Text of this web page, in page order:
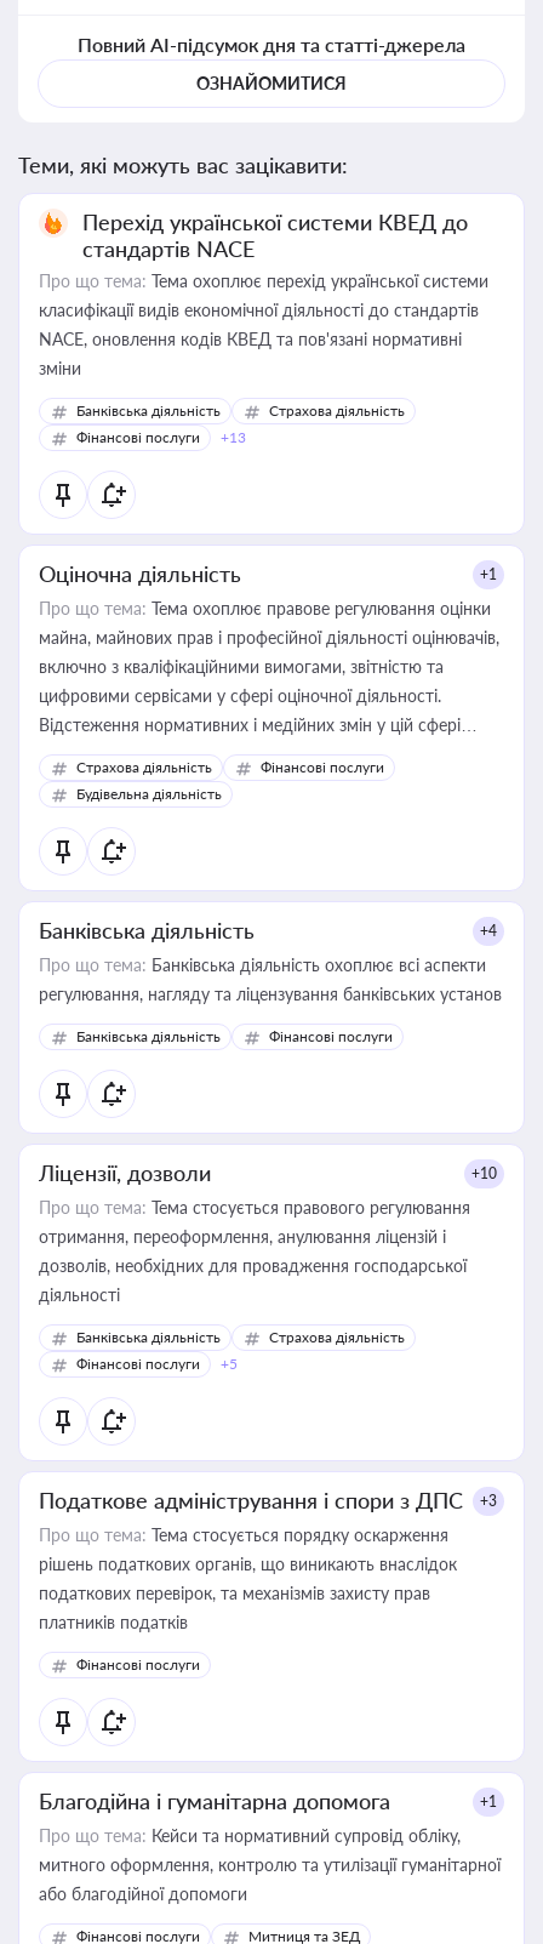
Повний AI-підсумок дня та статті-джерела
ОЗНАЙОМИТИСЯ
Теми, які можуть вас зацікавити:
Перехід української системи КВЕД до
стандартів NACE
Про що тема: Тема охоплює перехід української системи
класифікації видів економічної діяльності до стандартів
NACE, оновлення кодів КВЕД та пов'язані нормативні
зміни
Банківська діяльність
Страхова діяльність
Фінансові послуги
+13
Оціночна діяльність +1
Про що тема: Тема охоплює правове регулювання оцінки
майна, майнових прав і професійної діяльності оцінювачів,
включно з кваліфікаційними вимогами, звітністю та
цифровими сервісами у сфері оціночної діяльності.
Відстеження нормативних і медійних змін у цій сфері
корисне для власника бізнесу, керівника, юриста або
бухгалтера під час оподаткування, приватизації, оренди
державного майна, корпоративних угод і перевірки
статусу суб'єктів оціночної діяльності
Страхова діяльність
Фінансові послуги
Будівельна діяльність
Банківська діяльність +4
Про що тема: Банківська діяльність охоплює всі аспекти
регулювання, нагляду та ліцензування банківських установ
Банківська діяльність Фінансові послуги
Ліцензії, дозволи +10
Про що тема: Тема стосується правового регулювання
отримання, переоформлення, анулювання ліцензій і
дозволів, необхідних для провадження господарської
діяльності
Банківська діяльність
Страхова діяльність
Фінансові послуги
+5
Податкове адміністрування і спори з ДПС +3
Про що тема: Тема стосується порядку оскарження
рішень податкових органів, що виникають внаслідок
податкових перевірок, та механізмів захисту прав
платників податків
Фінансові послуги
Благодійна і гуманітарна допомога +1
Про що тема: Кейси та нормативний супровід обліку,
митного оформлення, контролю та утилізації гуманітарної
або благодійної допомоги
Фінансові послуги Митниця та ЗЕД